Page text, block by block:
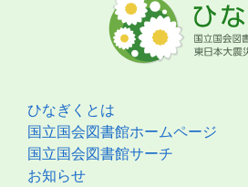
ひなぎくとは
国立国会図書館ホームページ
国立国会図書館サーチ
お知らせ